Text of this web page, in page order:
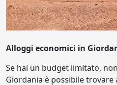
Alloggi economici in
Se hai un budget limitato,
Giordania è possibile